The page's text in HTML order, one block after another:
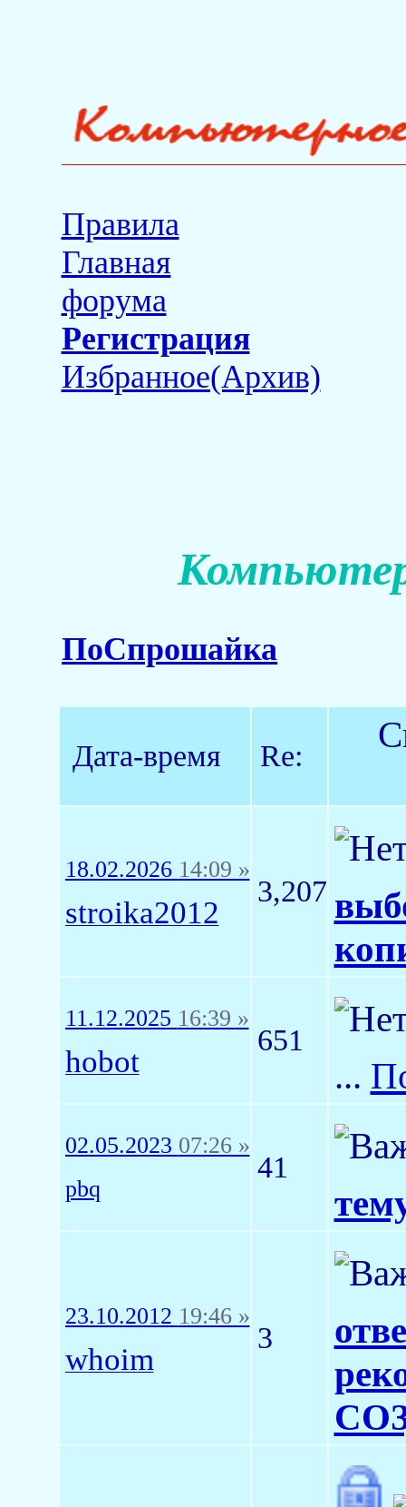
Правила
Главная
форума
Регистрация
Избранное(Архив)
ПоСпрошайка
Дата-время Re:
18.02.2026 14:09 »
stroika2012
3,207
11.12.2025 16:39 »
hobot
651
...
02.05.2023 07:26 »
pbq
41
23.10.2012 19:46 »
whoim
3